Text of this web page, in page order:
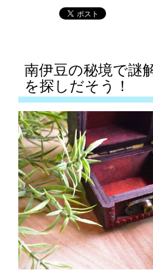
南伊豆の秘境で謎
を探しだそう！